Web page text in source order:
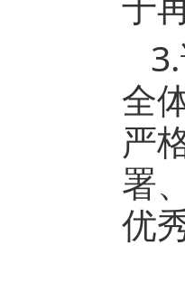
全
严
署
优